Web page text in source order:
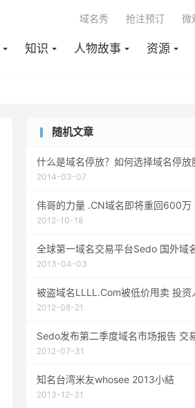
知识 人物故事 资源
域名秀 抢注预订 微
随机文章
什么是域名停放？如何选择域名停放
2014-03-07
伟哥的力量 .CN域名即将重回600万
2012-10-18
全球第一域名交易平台Sedo 国外域
2013-04-03
被盗域名LLLL.Com被低价甩卖 投资
2012-08-21
Sedo发布第二季度域名市场报告 交
2012-07-31
知名台湾米友whosee 2013小結
2013-12-31